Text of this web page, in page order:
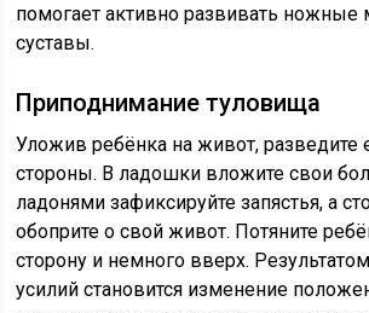
помогает активно развивать
суставы.
Приподнимание туловища
Уложив ребёнка на живот, разведите
стороны. В ладошки вложите свои
ладонями зафиксируйте запястья, а
обоприте о свой живот. Потяните
сторону и немного вверх.
усилий становится изменение